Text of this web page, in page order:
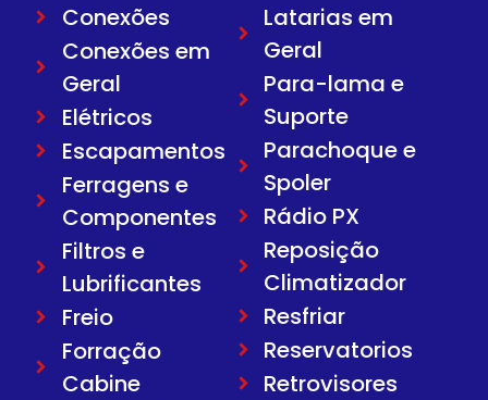
Conexões
Conexões em
Geral
Elétricos
Escapamentos
Ferragens e
Componentes
Filtros e
Lubrificantes
Freio
Forração
Cabine
Latarias em
Geral
Para-lama e
Suporte
Parachoque e
Spoler
Rádio PX
Reposição
Climatizador
Resfriar
Reservatorios
Retrovisores